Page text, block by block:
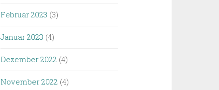
Februar 2023 (3)
Januar 2023 (4)
Dezember 2022 (4)
November 2022 (4)